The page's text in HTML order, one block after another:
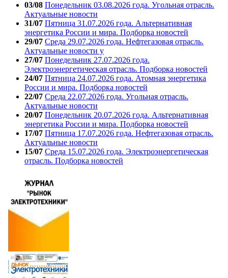
03/08 Понедельник 03.08.2026 года. Угольная отрасль.
Актуальные новости
31/07 Пятница 31.07.2026 года. Альтернативная
энергетика России и мира. Подборка новостей
29/07 Среда 29.07.2026 года. Нефтегазовая отрасль.
Актуальные новости у
27/07 Понедельник 27.07.2026 года.
Электроэнергетическая отрасль. Подборка новостей
24/07 Пятница 24.07.2026 года. Атомная энергетика
России и мира. Подборка новостей
22/07 Среда 22.07.2026 года. Угольная отрасль.
Актуальные новости
20/07 Понедельник 20.07.2026 года. Альтернативная
энергетика России и мира. Подборка новостей
17/07 Пятница 17.07.2026 года. Нефтегазовая отрасль.
Актуальные новости
15/07 Среда 15.07.2026 года. Электроэнергетическая
отрасль. Подборка новостей